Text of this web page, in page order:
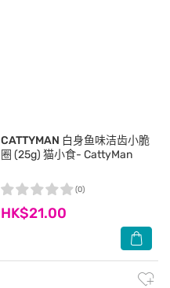
CATTYMAN 白身鱼味洁齿小脆
圈 (25g) 猫小食- CattyMan
HK$21.00
(0)